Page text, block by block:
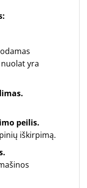
yra
peilis.
iškirpimą.